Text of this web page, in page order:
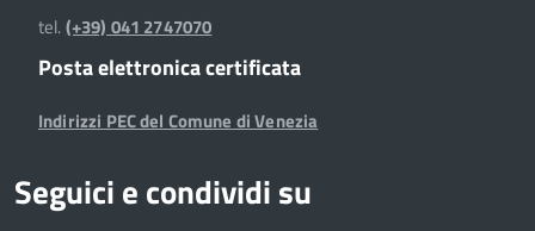
tel.(+39) 041 2747070
Posta elettronica certificata
Indirizzi PEC del Comune di Venezia
Seguici e condividi su